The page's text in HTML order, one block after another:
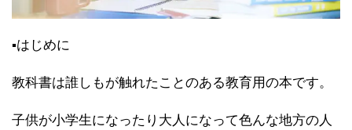
▪はじめに
教科書は誰しもが触れたことのある教育用の本です。
子供が小学生になったり大人になって色んな地方の人